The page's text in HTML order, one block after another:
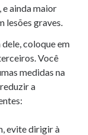
ainda maior
lesões graves.
coloque em
Você
medidas na
a
evite dirigir à